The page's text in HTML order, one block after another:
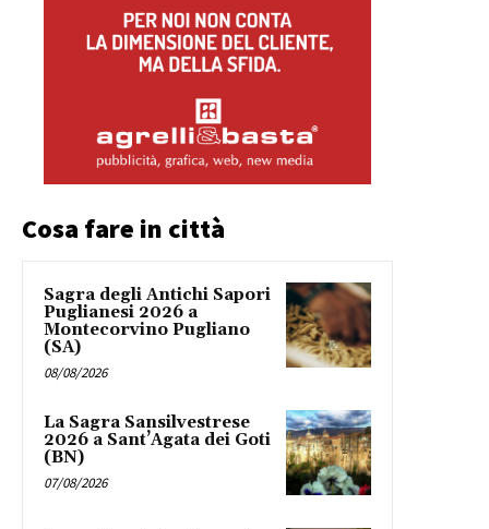
Cosa fare in città
Sagra degli Antichi Sapori
Puglianesi 2026 a
Montecorvino Pugliano
(SA)
08/08/2026
La Sagra Sansilvestrese
2026 a Sant’Agata dei Goti
(BN)
07/08/2026